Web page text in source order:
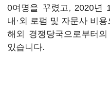
0여명을 꾸렸고, 2020년
내·외 로펌 및 자문사 비
해외 경쟁당국으로부터
있습니다.